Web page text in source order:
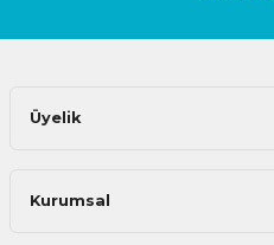
Üyelik
Kurumsal